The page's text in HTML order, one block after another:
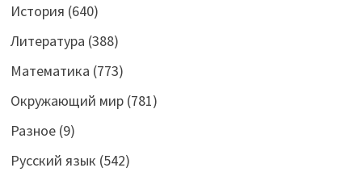
История (640)
Литература (388)
Математика (773)
Окружающий мир(781)
Разное(9)
Русский язык (542)